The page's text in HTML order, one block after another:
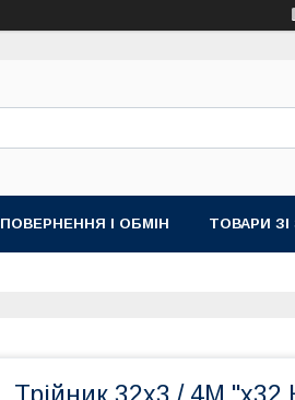
ПОВЕРНЕННЯ І ОБМІН ТОВАРИ